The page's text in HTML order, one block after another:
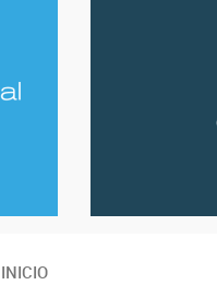
INICIO